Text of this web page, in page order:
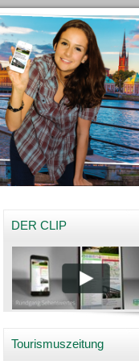
DER CLIP
Tourismuszeitung